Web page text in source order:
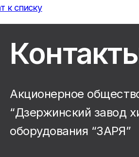
к списку
Акционерное
“Дзержинский завод
оборудования “ЗАРЯ”